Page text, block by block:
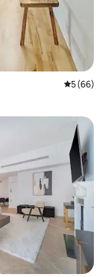
Середня
5 (66)